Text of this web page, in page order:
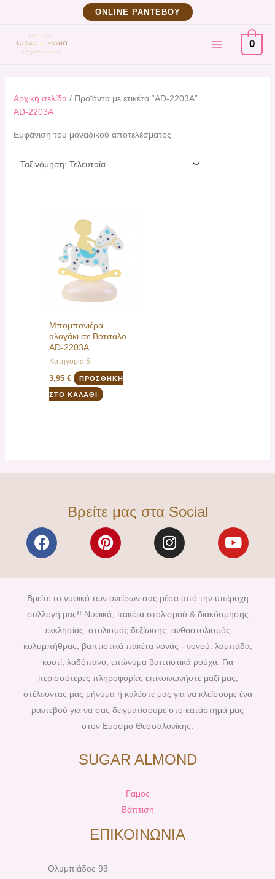
περιεχόμενο
ΟNLINE ΡΑΝΤΕΒΟΥ
MAIN
MENU
0
Αρχική σελίδα/ Προϊόντα με ετικέτα “AD-2203Α”
AD-2203Α
Εμφάνιση του μοναδικού αποτελέσματος
Μπομπονιέρα
αλογάκι σε Βότσαλο
AD-2203Α
Κατηγορία 5
3,95€ ΠΡΟΣΘΉΚΗ
ΣΤΟ ΚΑΛΆΘΙ
Βρείτε μας στα Social
F
a
e
b
o
o
k
P
i
t
e
r
e
s
t
I
n
t
a
g
r
a
m
Y
o
t
u
b
Βρείτε το νυφικό των ονείρων σας μέσα από την υπέροχη
συλλογή μας!! Νυφικά, πακέτα στολισμού & διακόσμησης
εκκλησίας, στολισμός δεξίωσης, ανθοστολισμός
κολυμπήθρας, βαπτιστικά πακέτα νονάς - νονού: λαμπάδα,
κουτί, λαδόπανο, επώνυμα βαπτιστικά ρούχα. Για
περισσότερες πληροφορίες επικοινωνήστε μαζί μας,
στέλνοντας μας μήνυμα ή καλέστε μας για να κλείσουμε ένα
ραντεβού για να σας δειγματίσουμε στο κατάστημά μας
στον Εύοσμο Θεσσαλονίκης.
SUGAR ALMOND
Γαμος
Βάπτιση
ΕΠΙΚΟΙΝΩΝΙΑ
Ολυμπιάδος 93